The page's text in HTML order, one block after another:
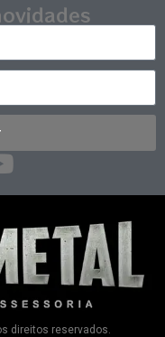
direitos reservados.